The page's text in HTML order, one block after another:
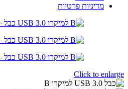
מדיניות פרטיות
Click to enlarge